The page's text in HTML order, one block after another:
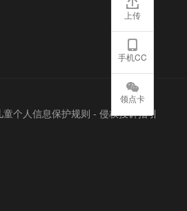
个人信息保护规则 - 侵权投诉指引
上传
手机CC
领点卡